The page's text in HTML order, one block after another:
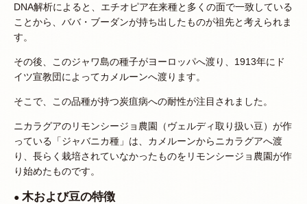
DNA解析によると、エチオピア在来種と多くの面で一致している
ことから、ババ・ブーダンが持ち出したものが祖先と考えられま
す。
その後、このジャワ島の種子がヨーロッパへ渡り、1913年にド
イツ宣教団によってカメルーンへ渡ります。
そこで、この品種が持つ炭疽病への耐性が注目されました。
ニカラグアのリモンシージョ農園（ヴェルディ取り扱い豆）が作
っている「ジャバニカ種」は、カメルーンからニカラグアへ渡
り、長らく栽培されていなかったものをリモンシージョ農園が作
り始めたものです。
● 木および豆の特徴